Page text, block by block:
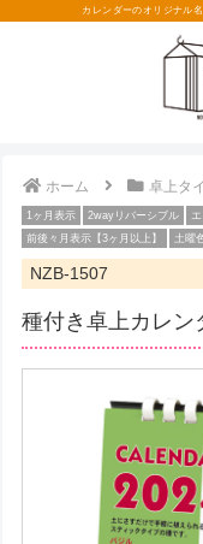
カレンダーのオリジナル
ホーム 卓上タ
1ヶ月表示 2wayリバーシブル
前後々月表示【3ヶ月以上】
土曜
NZB-1507
種付き卓上カレン